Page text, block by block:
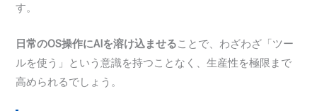
す。
日常のOS操作にAIを溶け込ませることで、わざわざ「ツー
ルを使う」という意識を持つことなく、生産性を極限まで
高められるでしょう。